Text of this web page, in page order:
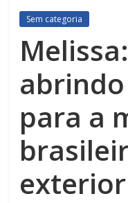
Sem categoria
para a
exterior